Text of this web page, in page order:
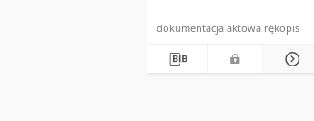
dokumentacja aktowa rękopis